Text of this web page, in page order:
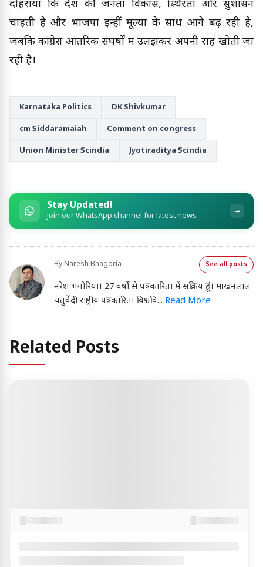
दोहराया कि देश की जनता विकास, स्थिरता और सुशासन
चाहती है और भाजपा इन्हीं मूल्यों के साथ आगे बढ़ रही है,
जबकि कांग्रेस आंतरिक संघर्षों में उलझकर अपनी राह खोती जा
रही है।
Karnataka Politics DK Shivkumar
cm Siddaramaiah Comment on congress
Union Minister Scindia Jyotiraditya Scindia
Stay Updated!
Join our WhatsApp channel for latest news →
By Naresh Bhagoria See all posts
नरेश भगोरिया। 27 वर्षों से पत्रकारिता में सक्रिय हूं। माखनलाल
चतुर्वेदी राष्ट्रीय पत्रकारिता विश्ववि... Read More
Related Posts